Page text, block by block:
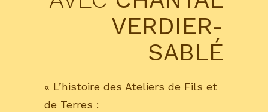
VERDIER-
SABLÉ
« L’histoire des Ateliers de Fils et
de Terres :